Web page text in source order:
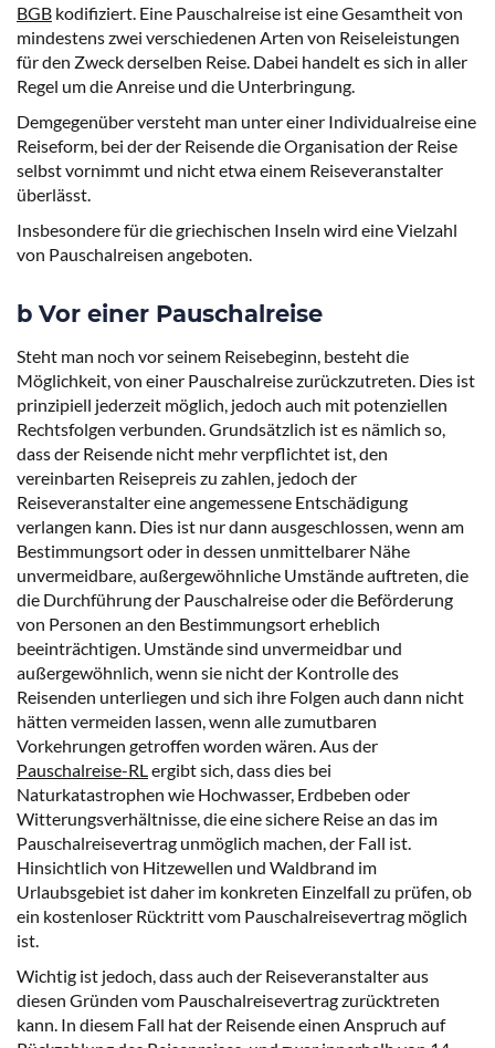
BGB kodifiziert. Eine Pauschalreise ist eine Gesamtheit von
mindestens zwei verschiedenen Arten von Reiseleistungen
für den Zweck derselben Reise. Dabei handelt es sich in aller
Regel um die Anreise und die Unterbringung.
Demgegenüber versteht man unter einer Individualreise eine
Reiseform, bei der der Reisende die Organisation der Reise
selbst vornimmt und nicht etwa einem Reiseveranstalter
überlässt.
Insbesondere für die griechischen Inseln wird eine Vielzahl
von Pauschalreisen angeboten.
b Vor einer Pauschalreise
Steht man noch vor seinem Reisebeginn, besteht die
Möglichkeit, von einer Pauschalreise zurückzutreten. Dies ist
prinzipiell jederzeit möglich, jedoch auch mit potenziellen
Rechtsfolgen verbunden. Grundsätzlich ist es nämlich so,
dass der Reisende nicht mehr verpflichtet ist, den
vereinbarten Reisepreis zu zahlen, jedoch der
Reiseveranstalter eine angemessene Entschädigung
verlangen kann. Dies ist nur dann ausgeschlossen, wenn am
Bestimmungsort oder in dessen unmittelbarer Nähe
unvermeidbare, außergewöhnliche Umstände auftreten, die
die Durchführung der Pauschalreise oder die Beförderung
von Personen an den Bestimmungsort erheblich
beeinträchtigen. Umstände sind unvermeidbar und
außergewöhnlich, wenn sie nicht der Kontrolle des
Reisenden unterliegen und sich ihre Folgen auch dann nicht
hätten vermeiden lassen, wenn alle zumutbaren
Vorkehrungen getroffen worden wären. Aus der
Pauschalreise-RL ergibt sich, dass dies bei
Naturkatastrophen wie Hochwasser, Erdbeben oder
Witterungsverhältnisse, die eine sichere Reise an das im
Pauschalreisevertrag unmöglich machen, der Fall ist.
Hinsichtlich von Hitzewellen und Waldbrand im
Urlaubsgebiet ist daher im konkreten Einzelfall zu prüfen, ob
ein kostenloser Rücktritt vom Pauschalreisevertrag möglich
ist.
Wichtig ist jedoch, dass auch der Reiseveranstalter aus
diesen Gründen vom Pauschalreisevertrag zurücktreten
kann. In diesem Fall hat der Reisende einen Anspruch auf